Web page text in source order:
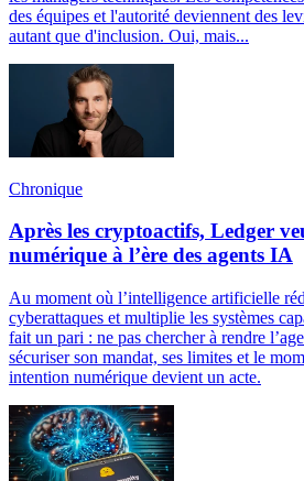
des équipes et l'autorité deviennent des
autant que d'inclusion. Oui, mais...
Chronique
Après les cryptoactifs, Ledger
numérique à l’ère des agents IA
Au moment où l’intelligence artificielle
cyberattaques et multiplie les systèmes
fait un pari : ne pas chercher à rendre
sécuriser son mandat, ses limites et le
intention numérique devient un acte.